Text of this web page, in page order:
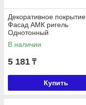
Декоративное покрытие
Фасад АМК ригель
Однотонный
В наличии
5 181 ₸
Купить